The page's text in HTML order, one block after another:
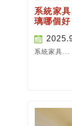
系統家
璃哪個好
系統家具...